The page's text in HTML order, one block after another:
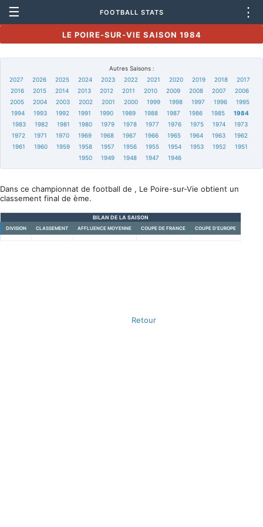
☰ FOOTBALL STATS ⋮
LE POIRE-SUR-VIE SAISON 1984
Autres Saisons :
2027
2026 2025 2024 2023 2022 2021 2020 2019 2018
2017
2016
2015 2014 2013 2012 2011 2010 2009 2008 2007
2006
2005
2004 2003 2002 2001 2000 1999 1998 1997 1996
1995
1994
1993 1992 1991 1990 1989 1988 1987 1986 1985
1984
1983
1982 1981 1980 1979 1978 1977 1976 1975 1974
1973
1972
1971 1970 1969 1968 1967 1966 1965 1964 1963
1962
1961
1960 1959 1958 1957 1956 1955 1954 1953 1952
1951
1950
1949 1948 1947 1946
Dans ce championnat de football de , Le Poire-sur-Vie obtient un
classement final de ème.
BILAN DE LA SAISON
DIVISION CLASSEMENT AFFLUENCE MOYENNE COUPE DE FRANCE COUPE D'EUROPE
Retour